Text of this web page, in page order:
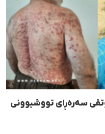
سەرەڕای تووشبوونی